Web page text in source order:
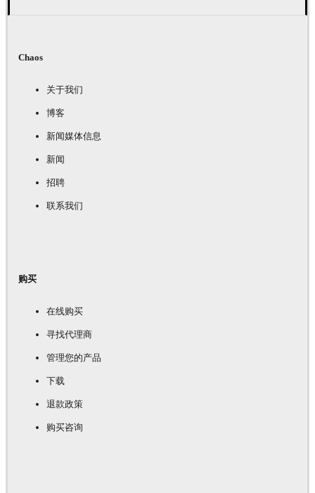
Chaos
关于我们
博客
新闻媒体信息
新闻
招聘
联系我们
购买
在线购买
寻找代理商
管理您的产品
下载
退款政策
购买咨询